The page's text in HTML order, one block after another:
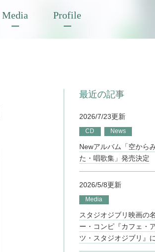
Media Profile
最近の記事
2026/7/23更新
CD News
Newアルバム「空から
た・唱歌集」発売決定
2026/5/8更新
Media
スタジオジブリ映画の
ー・コンピ『カフェ・
ツ・スタジオジブリ』